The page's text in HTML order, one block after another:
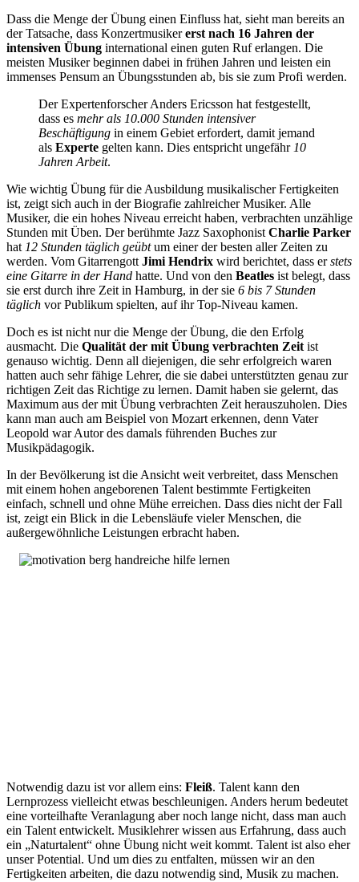
Dass die Menge der Übung einen Einfluss hat, sieht man bereits an
der Tatsache, dass Konzertmusikererst nach 16 Jahren der
intensiven Übung international einen guten Ruf erlangen. Die
meisten Musiker beginnen dabei in frühen Jahren und leisten ein
immenses Pensum an Übungsstunden ab, bis sie zum Profi werden.
Der Expertenforscher Anders Ericsson hat festgestellt,
dass es mehr als 10.000 Stunden intensiver
Beschäftigung in einem Gebiet erfordert, damit jemand
als Experte gelten kann. Dies entspricht ungefähr 10
Jahren Arbeit.
Wie wichtig Übung für die Ausbildung musikalischer Fertigkeiten
ist, zeigt sich auch in der Biografie zahlreicher Musiker. Alle
Musiker, die ein hohes Niveau erreicht haben, verbrachten unzählige
Stunden mit Üben. Der berühmte Jazz Saxophonist Charlie Parker
hat 12 Stunden täglich geübtum einer der besten aller Zeiten zu
werden. Vom Gitarrengott Jimi Hendrix wird berichtet, dass erstets
eine Gitarre in der Hand hatte. Und von den Beatles ist belegt, dass
sie erst durch ihre Zeit in Hamburg, in der sie 6 bis 7 Stunden
täglich vor Publikum spielten, auf ihr Top-Niveau kamen.
Doch es ist nicht nur die Menge der Übung, die den Erfolg
ausmacht. Die Qualität der mit Übung verbrachten Zeit ist
genauso wichtig. Denn all diejenigen, die sehr erfolgreich waren
hatten auch sehr fähige Lehrer, die sie dabei unterstützten genau zur
richtigen Zeit das Richtige zu lernen. Damit haben sie gelernt, das
Maximum aus der mit Übung verbrachten Zeit herauszuholen. Dies
kann man auch am Beispiel von Mozart erkennen, denn Vater
Leopold war Autor des damals führenden Buches zur
Musikpädagogik.
In der Bevölkerung ist die Ansicht weit verbreitet, dass Menschen
mit einem hohen angeborenen Talent bestimmte Fertigkeiten
einfach, schnell und ohne Mühe erreichen. Dass dies nicht der Fall
ist, zeigt ein Blick in die Lebensläufe vieler Menschen, die
außergewöhnliche Leistungen erbracht haben.
Notwendig dazu ist vor allem eins: Fleiß. Talent kann den
Lernprozess vielleicht etwas beschleunigen. Anders herum bedeutet
eine vorteilhafte Veranlagung aber noch lange nicht, dass man auch
ein Talent entwickelt. Musiklehrer wissen aus Erfahrung, dass auch
ein „Naturtalent“ ohne Übung nicht weit kommt. Talent ist also eher
unser Potential. Und um dies zu entfalten, müssen wir an den
Fertigkeiten arbeiten, die dazu notwendig sind, Musik zu machen.